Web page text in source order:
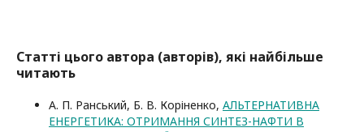
Статті цього автора (авторів), які найбільше
читають
А. П. Ранський, Б. В. Коріненко, АЛЬТЕРНАТИВНА
ЕНЕРГЕТИКА: ОТРИМАННЯ СИНТЕЗ-НАФТИ В